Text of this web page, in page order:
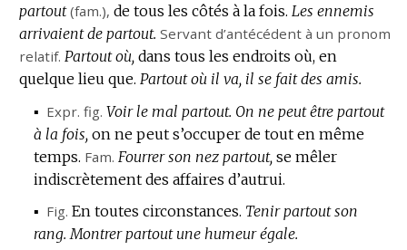
partout (fam.), de tous les côtés à la fois. Les ennemis
arrivaient de partout. Servant d’antécédent à un pronom
relatif. Partout où, dans tous les endroits où, en
quelque lieu que. Partout où il va, il se fait des amis.
▪ Expr. fig. Voir le mal partout. On ne peut être partout
à la fois, on ne peut s’occuper de tout en même
temps. Fam. Fourrer son nez partout, se mêler
indiscrètement des affaires d’autrui.
▪ Fig. En toutes circonstances. Tenir partout son
rang. Montrer partout une humeur égale.